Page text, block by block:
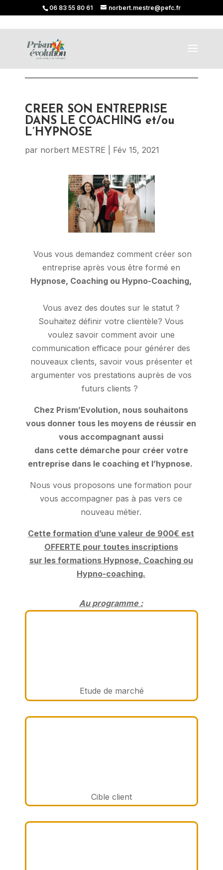
06 83 55 80 61 norbert.mestre@pefc.fr
CREER SON ENTREPRISE
DANS LE COACHING et/ou
L’HYPNOSE
par norbert MESTRE Fév 15, 2021
Vous vous demandez comment créer son
entreprise après vous être formé en
Hypnose, Coaching ou Hypno-Coaching,
Vous avez des doutes sur le statut ?
Souhaitez définir votre clientèle? Vous
voulez savoir comment avoir une
communication efficace pour générer des
nouveaux clients, savoir vous présenter et
argumenter vos prestations auprès de vos
futurs clients ?
Chez Prism’Evolution, nous souhaitons
vous donner tous les moyens de réussir en
vous accompagnant aussi
dans cette démarche pour créer votre
entreprise dans le coaching et l’hypnose.
Nous vous proposons une formation pour
vous accompagner pas à pas vers ce
nouveau métier.
Cette formation d’une valeur de 900€ est
OFFERTE pour toutes inscriptions
sur les formations Hypnose, Coaching ou
Hypno-coaching.
Au programme :
Etude de marché
Cible client